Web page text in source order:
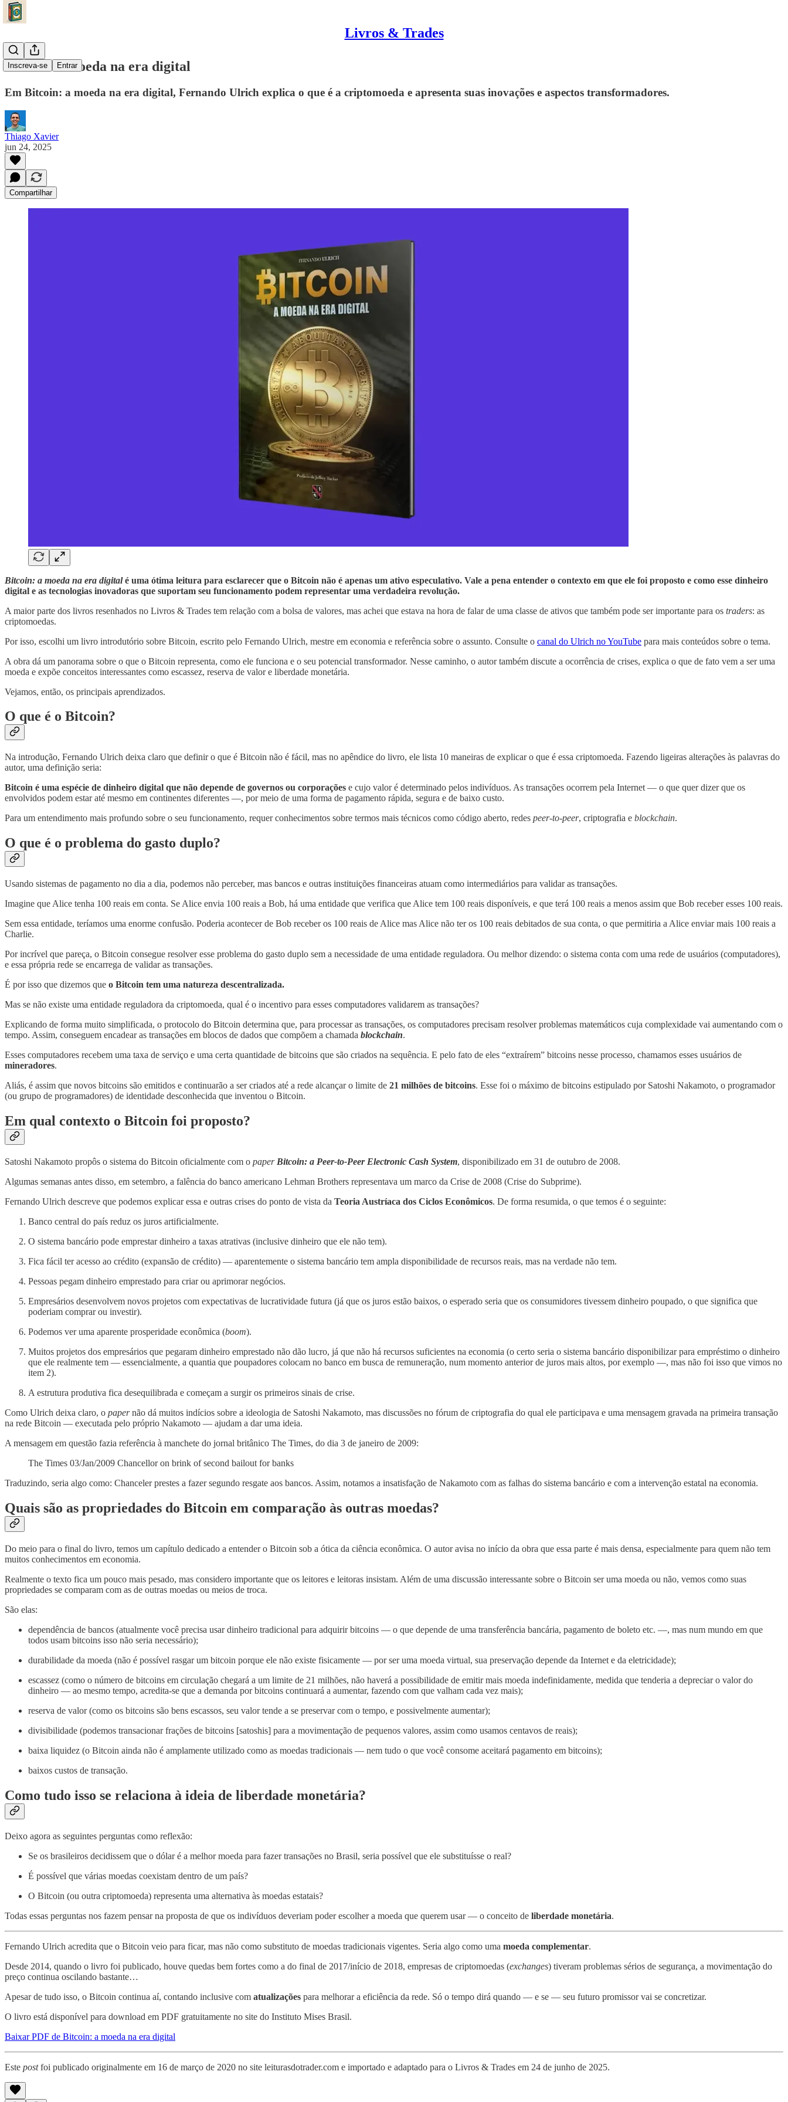
Livros & Trades
Inscreva-se Entrar
Bitcoin: a moeda na era digital
Em Bitcoin: a moeda na era digital, Fernando Ulrich explica o que é a criptomoeda e apresenta suas inovações e aspectos transformadores.
Thiago Xavier
jun 24, 2025
Compartilhar
Bitcoin: a moeda na era digitalé uma ótima leitura para esclarecer que o Bitcoin não é apenas um ativo especulativo. Vale a pena entender o contexto em que ele foi proposto e como esse dinheiro
digital e as tecnologias inovadoras que suportam seu funcionamento podem representar uma verdadeira revolução.
A maior parte dos livros resenhados no Livros & Trades tem relação com a bolsa de valores, mas achei que estava na hora de falar de uma classe de ativos que também pode ser importante para os traders: as
criptomoedas.
Por isso, escolhi um livro introdutório sobre Bitcoin, escrito pelo Fernando Ulrich, mestre em economia e referência sobre o assunto. Consulte o canal do Ulrich no YouTube para mais conteúdos sobre o tema.
A obra dá um panorama sobre o que o Bitcoin representa, como ele funciona e o seu potencial transformador. Nesse caminho, o autor também discute a ocorrência de crises, explica o que de fato vem a ser uma
moeda e expõe conceitos interessantes como escassez, reserva de valor e liberdade monetária.
Vejamos, então, os principais aprendizados.
O que é o Bitcoin?
Na introdução, Fernando Ulrich deixa claro que definir o que é Bitcoin não é fácil, mas no apêndice do livro, ele lista 10 maneiras de explicar o que é essa criptomoeda. Fazendo ligeiras alterações às palavras do
autor, uma definição seria:
Bitcoin é uma espécie de dinheiro digital que não depende de governos ou corporações e cujo valor é determinado pelos indivíduos. As transações ocorrem pela Internet — o que quer dizer que os
envolvidos podem estar até mesmo em continentes diferentes —, por meio de uma forma de pagamento rápida, segura e de baixo custo.
Para um entendimento mais profundo sobre o seu funcionamento, requer conhecimentos sobre termos mais técnicos como código aberto, redes peer-to-peer, criptografia e blockchain.
O que é o problema do gasto duplo?
Usando sistemas de pagamento no dia a dia, podemos não perceber, mas bancos e outras instituições financeiras atuam como intermediários para validar as transações.
Imagine que Alice tenha 100 reais em conta. Se Alice envia 100 reais a Bob, há uma entidade que verifica que Alice tem 100 reais disponíveis, e que terá 100 reais a menos assim que Bob receber esses 100 reais.
Sem essa entidade, teríamos uma enorme confusão. Poderia acontecer de Bob receber os 100 reais de Alice mas Alice não ter os 100 reais debitados de sua conta, o que permitiria a Alice enviar mais 100 reais a
Charlie.
Por incrível que pareça, o Bitcoin consegue resolver esse problema do gasto duplo sem a necessidade de uma entidade reguladora. Ou melhor dizendo: o sistema conta com uma rede de usuários (computadores),
e essa própria rede se encarrega de validar as transações.
É por isso que dizemos que o Bitcoin tem uma natureza descentralizada.
Mas se não existe uma entidade reguladora da criptomoeda, qual é o incentivo para esses computadores validarem as transações?
Explicando de forma muito simplificada, o protocolo do Bitcoin determina que, para processar as transações, os computadores precisam resolver problemas matemáticos cuja complexidade vai aumentando com o
tempo. Assim, conseguem encadear as transações em blocos de dados que compõem a chamada blockchain.
Esses computadores recebem uma taxa de serviço e uma certa quantidade de bitcoins que são criados na sequência. E pelo fato de eles “extraírem” bitcoins nesse processo, chamamos esses usuários de
mineradores.
Aliás, é assim que novos bitcoins são emitidos e continuarão a ser criados até a rede alcançar o limite de 21 milhões de bitcoins. Esse foi o máximo de bitcoins estipulado por Satoshi Nakamoto, o programador
(ou grupo de programadores) de identidade desconhecida que inventou o Bitcoin.
Em qual contexto o Bitcoin foi proposto?
Satoshi Nakamoto propôs o sistema do Bitcoin oficialmente com o paper Bitcoin: a Peer-to-Peer Electronic Cash System, disponibilizado em 31 de outubro de 2008.
Algumas semanas antes disso, em setembro, a falência do banco americano Lehman Brothers representava um marco da Crise de 2008 (Crise do Subprime).
Fernando Ulrich descreve que podemos explicar essa e outras crises do ponto de vista da Teoria Austríaca dos Ciclos Econômicos. De forma resumida, o que temos é o seguinte:
Banco central do país reduz os juros artificialmente.
O sistema bancário pode emprestar dinheiro a taxas atrativas (inclusive dinheiro que ele não tem).
Fica fácil ter acesso ao crédito (expansão de crédito) — aparentemente o sistema bancário tem ampla disponibilidade de recursos reais, mas na verdade não tem.
Pessoas pegam dinheiro emprestado para criar ou aprimorar negócios.
Empresários desenvolvem novos projetos com expectativas de lucratividade futura (já que os juros estão baixos, o esperado seria que os consumidores tivessem dinheiro poupado, o que significa que
poderiam comprar ou investir).
Podemos ver uma aparente prosperidade econômica (boom).
Muitos projetos dos empresários que pegaram dinheiro emprestado não dão lucro, já que não há recursos suficientes na economia (o certo seria o sistema bancário disponibilizar para empréstimo o dinheiro
que ele realmente tem — essencialmente, a quantia que poupadores colocam no banco em busca de remuneração, num momento anterior de juros mais altos, por exemplo —, mas não foi isso que vimos no
item 2).
A estrutura produtiva fica desequilibrada e começam a surgir os primeiros sinais de crise.
Como Ulrich deixa claro, o papernão dá muitos indícios sobre a ideologia de Satoshi Nakamoto, mas discussões no fórum de criptografia do qual ele participava e uma mensagem gravada na primeira transação
na rede Bitcoin — executada pelo próprio Nakamoto — ajudam a dar uma ideia.
A mensagem em questão fazia referência à manchete do jornal britânico The Times, do dia 3 de janeiro de 2009:
The Times 03/Jan/2009 Chancellor on brink of second bailout for banks
Traduzindo, seria algo como: Chanceler prestes a fazer segundo resgate aos bancos. Assim, notamos a insatisfação de Nakamoto com as falhas do sistema bancário e com a intervenção estatal na economia.
Quais são as propriedades do Bitcoin em comparação às outras moedas?
Do meio para o final do livro, temos um capítulo dedicado a entender o Bitcoin sob a ótica da ciência econômica. O autor avisa no início da obra que essa parte é mais densa, especialmente para quem não tem
muitos conhecimentos em economia.
Realmente o texto fica um pouco mais pesado, mas considero importante que os leitores e leitoras insistam. Além de uma discussão interessante sobre o Bitcoin ser uma moeda ou não, vemos como suas
propriedades se comparam com as de outras moedas ou meios de troca.
São elas:
dependência de bancos (atualmente você precisa usar dinheiro tradicional para adquirir bitcoins — o que depende de uma transferência bancária, pagamento de boleto etc. —, mas num mundo em que
todos usam bitcoins isso não seria necessário);
durabilidade da moeda (não é possível rasgar um bitcoin porque ele não existe fisicamente — por ser uma moeda virtual, sua preservação depende da Internet e da eletricidade);
escassez (como o número de bitcoins em circulação chegará a um limite de 21 milhões, não haverá a possibilidade de emitir mais moeda indefinidamente, medida que tenderia a depreciar o valor do
dinheiro — ao mesmo tempo, acredita-se que a demanda por bitcoins continuará a aumentar, fazendo com que valham cada vez mais);
reserva de valor (como os bitcoins são bens escassos, seu valor tende a se preservar com o tempo, e possivelmente aumentar);
divisibilidade (podemos transacionar frações de bitcoins [satoshis] para a movimentação de pequenos valores, assim como usamos centavos de reais);
baixa liquidez (o Bitcoin ainda não é amplamente utilizado como as moedas tradicionais — nem tudo o que você consome aceitará pagamento em bitcoins);
baixos custos de transação.
Como tudo isso se relaciona à ideia de liberdade monetária?
Deixo agora as seguintes perguntas como reflexão:
Se os brasileiros decidissem que o dólar é a melhor moeda para fazer transações no Brasil, seria possível que ele substituísse o real?
É possível que várias moedas coexistam dentro de um país?
O Bitcoin (ou outra criptomoeda) representa uma alternativa às moedas estatais?
Todas essas perguntas nos fazem pensar na proposta de que os indivíduos deveriam poder escolher a moeda que querem usar — o conceito de liberdade monetária.
Fernando Ulrich acredita que o Bitcoin veio para ficar, mas não como substituto de moedas tradicionais vigentes. Seria algo como uma moeda complementar.
Desde 2014, quando o livro foi publicado, houve quedas bem fortes como a do final de 2017/início de 2018, empresas de criptomoedas (exchanges) tiveram problemas sérios de segurança, a movimentação do
preço continua oscilando bastante…
Apesar de tudo isso, o Bitcoin continua aí, contando inclusive com atualizações para melhorar a eficiência da rede. Só o tempo dirá quando — e se — seu futuro promissor vai se concretizar.
O livro está disponível para download em PDF gratuitamente no site do Instituto Mises Brasil.
Baixar PDF de Bitcoin: a moeda na era digital
Este postfoi publicado originalmente em 16 de março de 2020 no site leiturasdotrader.com e importado e adaptado para o Livros & Trades em 24 de junho de 2025.